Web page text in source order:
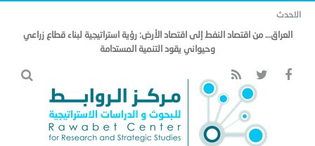
الاحدث
العراق… من اقتصاد النفط إلى اقتصاد الأرض: رؤية استراتيجية لبناء قطاع زراعي
وحيواني يقود التنمية المستدامة